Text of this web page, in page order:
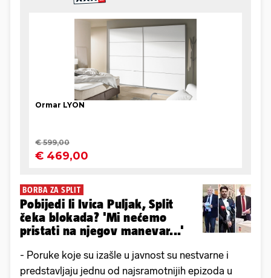
BORBA ZA SPLIT
Pobijedi li Ivica Puljak, Split
čeka blokada? 'Mi nećemo
pristati na njegov manevar...'
- Poruke koje su izašle u javnost su nestvarne i
predstavljaju jednu od najsramotnijih epizoda u